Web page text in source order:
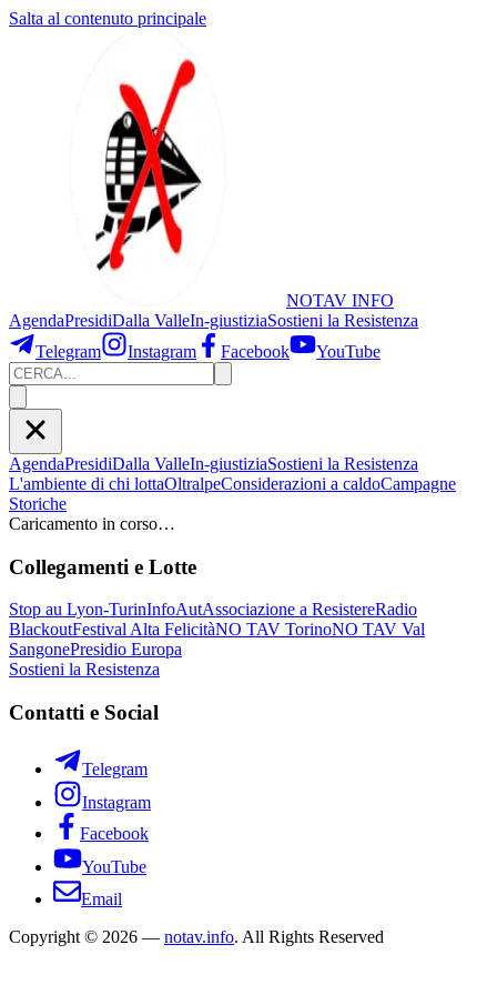
Salta al contenuto principale
NOTAV INFO
AgendaPresidiDalla ValleIn-giustiziaSostieni la Resistenza
Telegram
Instagram Facebook YouTube
AgendaPresidiDalla ValleIn-giustiziaSostieni la Resistenza
L'ambiente di chi lottaOltralpeConsiderazioni a caldoCampagne
Storiche
Caricamento in corso…
Collegamenti e Lotte
Stop au Lyon-TurinInfoAutAssociazione a ResistereRadio
BlackoutFestival Alta FelicitàNO TAV TorinoNO TAV Val
SangonePresidio Europa
Sostieni la Resistenza
Contatti e Social
Telegram
Instagram
Facebook
YouTube
Email
Copyright © 2026 — notav.info. All Rights Reserved